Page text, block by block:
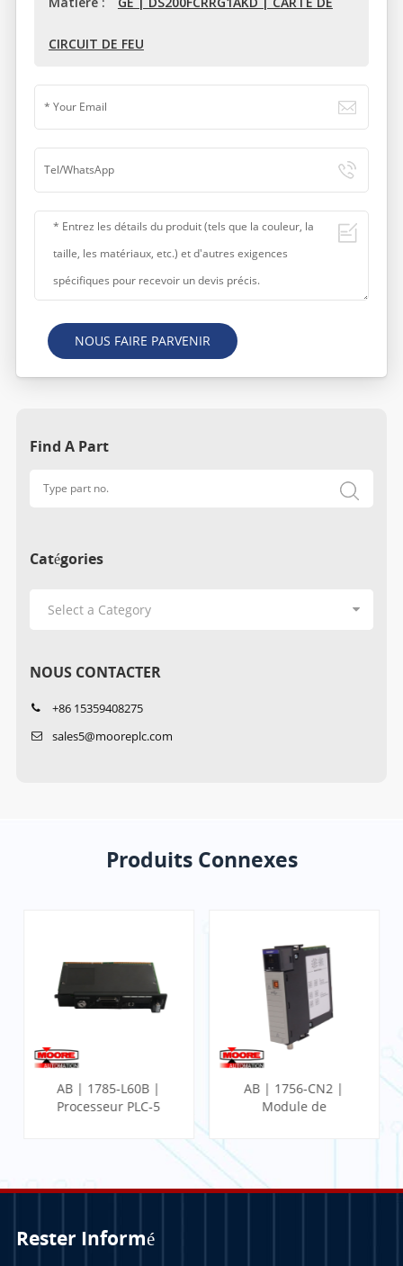
Matière : GE | DS200FCRRG1AKD | CARTE DE
CIRCUIT DE FEU
NOUS FAIRE PARVENIR
Find A Part
Catégories
NOUS CONTACTER
+86 15359408275
sales5@mooreplc.com
Produits Connexes
AB | 1785-L60B |
Processeur PLC-5
AB | 1756-CN2 |
Module de
Rester Informé